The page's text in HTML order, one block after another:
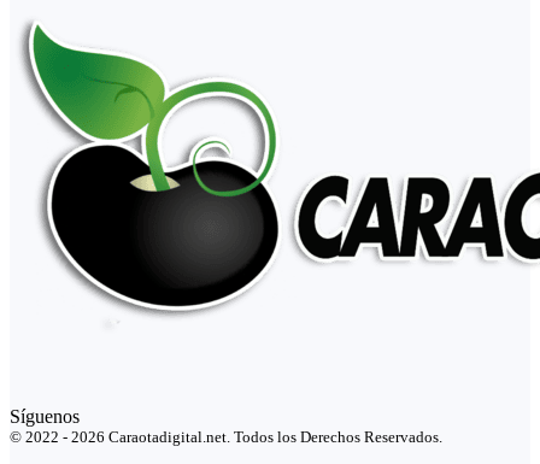
Síguenos
© 2022 - 2026 Caraotadigital.net. Todos los Derechos Reservados.